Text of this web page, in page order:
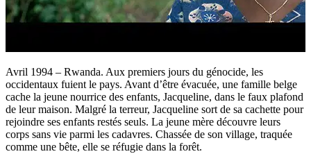
Avril 1994 – Rwanda. Aux premiers jours du génocide, les
occidentaux fuient le pays. Avant d’être évacuée, une famille belge
cache la jeune nourrice des enfants, Jacqueline, dans le faux plafond
de leur maison. Malgré la terreur, Jacqueline sort de sa cachette pour
rejoindre ses enfants restés seuls. La jeune mère découvre leurs
corps sans vie parmi les cadavres. Chassée de son village, traquée
comme une bête, elle se réfugie dans la forêt.